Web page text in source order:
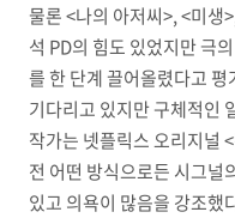
물론 <나의 아저씨>, <미생
석 PD의 힘도 있었지만 극
를 한 단계 끌어올렸다고
기다리고 있지만 구체적인
작가는 넷플릭스 오리지널
전 어떤 방식으로든 시그널
있고 의욕이 많음을 강조했